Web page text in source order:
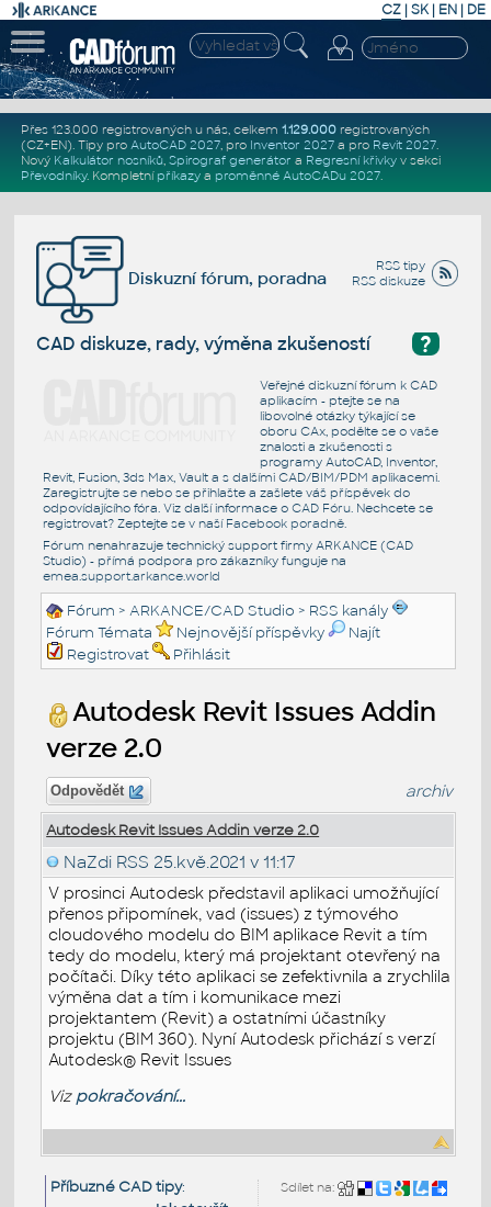
CZ | SK| EN | DE
Přes 123.000 registrovaných u nás, celkem 1.129.000registrovaných
(CZ+EN). Tipy pro AutoCAD 2027, pro Inventor 2027a pro Revit 2027.
Nový Kalkulátor nosníků, Spirograf generátor a Regresní křivkyv sekci
Převodníky. Kompletní příkazya proměnné AutoCADu 2027.
RSS tipy
RSS diskuze
Diskuzní fórum, poradna
?
CAD diskuze, rady, výměna zkušeností
Veřejné diskuzní fórum k CAD
aplikacím - ptejte se na
libovolné otázky týkající se
oboru CAx, podělte se o vaše
znalosti a zkušenosti s
programy AutoCAD, Inventor,
Revit, Fusion, 3ds Max, Vault a s dalšími CAD/BIM/PDM aplikacemi.
Zaregistrujte se nebo se přihlašte a zašlete váš příspěvek do
odpovídajícího fóra. Viz další informace o CAD Fóru. Nechcete se
registrovat? Zeptejte se v naší Facebook poradně.
Fórum nenahrazuje technický support firmy ARKANCE (CAD
Studio) - přímá podpora pro zákazníky funguje na
emea.support.arkance.world
Fórum >ARKANCE/CAD Studio > RSS kanály
Fórum Témata
Nejnovější příspěvky
Najít
Registrovat
Přihlásit
Autodesk Revit Issues Addin
verze 2.0
Odpovědět archiv
Autodesk Revit Issues Addin verze 2.0
NaZdi RSS 25.kvě.2021 v 11:17
V prosinci Autodesk představil aplikaci umožňující
přenos připomínek, vad (issues) z týmového
cloudového modelu do BIM aplikace Revit a tím
tedy do modelu, který má projektant otevřený na
počítači. Díky této aplikaci se zefektivnila a zrychlila
výměna dat a tím i komunikace mezi
projektantem (Revit) a ostatními účastníky
projektu (BIM 360). Nyní Autodesk přichází s verzí
Autodesk® Revit Issues
Viz pokračování...
Sdílet na:
Příbuzné CAD tipy: